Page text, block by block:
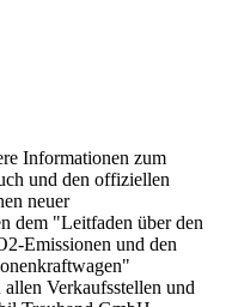
Informationen zum
und den offiziellen
neuer
dem "Leitfaden über den
Emissionen und den
Verkaufsstellen und